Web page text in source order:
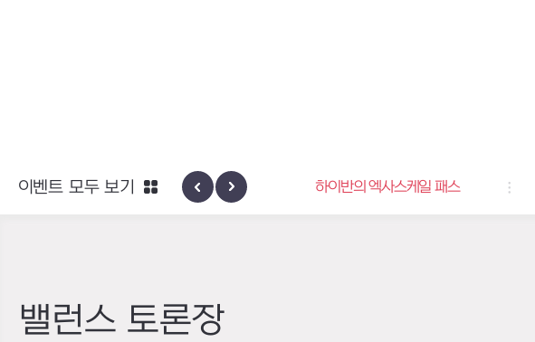
엑사스케일 증폭 회로 보급 터미널
이벤트
하이반의 엑사스케일 패스
이벤트 모두 보기
밸런스 토론장